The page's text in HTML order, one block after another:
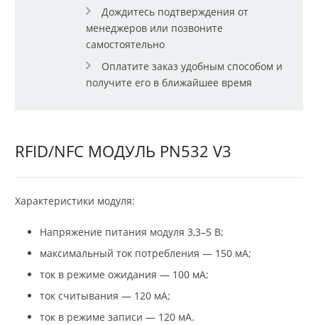
Дождитесь подтверждения от
менеджеров или позвоните
самостоятельно
Оплатите заказ удобным способом и
получите его в ближайшее время
RFID/NFC МОДУЛЬ PN532 V3
Характеристики модуля:
Напряжение питания модуля 3,3–5 В;
максимальный ток потребления — 150 мА;
ток в режиме ожидания — 100 мА;
ток считывания — 120 мА;
ток в режиме записи — 120 мА.